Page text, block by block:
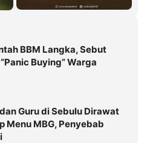
BBM Langka, Sebut
Buying” Warga
Guru di Sebulu Dirawat
Menu MBG, Penyebab